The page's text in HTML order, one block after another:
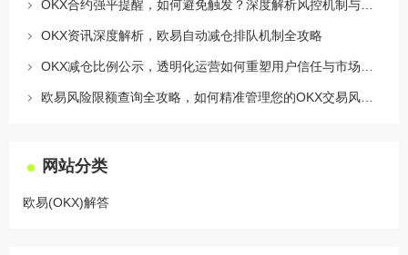
OKX资讯深度解析，欧易自动减仓排队机制全攻略
网站分类
欧易(OKX)解答